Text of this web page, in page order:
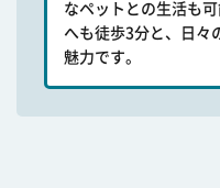
なペットとの生活も
へも徒歩3分と、日々
魅力です。